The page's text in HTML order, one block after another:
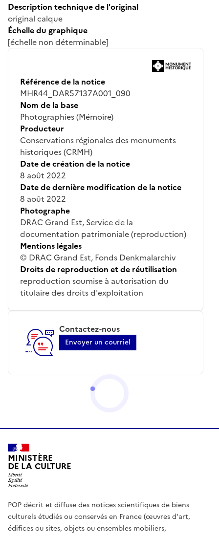
Description technique de l'original
original calque
Échelle du graphique
[échelle non déterminable]
Référence de la notice
MHR44_DAR57137A001_090
Nom de la base
Photographies (Mémoire)
Producteur
Conservations régionales des monuments
historiques (CRMH)
Date de création de la notice
8 août 2022
Date de dernière modification de la notice
8 août 2022
Photographe
DRAC Grand Est, Service de la
documentation patrimoniale (reproduction)
Mentions légales
© DRAC Grand Est, Fonds Denkmalarchiv
Droits de reproduction et de réutilisation
reproduction soumise à autorisation du
titulaire des droits d'exploitation
Contactez-nous
Envoyer un courriel
MINISTÈRE
DE LA CULTURE
POP décrit et diffuse des notices scientifiques de biens
culturels étudiés ou conservés en France (œuvres d'art,
édifices ou sites, objets ou ensembles mobiliers,